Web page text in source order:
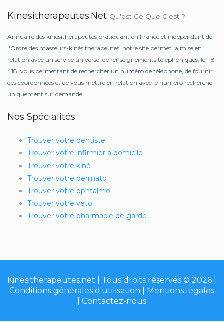
Kinesitherapeutes.net Qu'est Ce Que C'est ?
Annuaire des kinésithérapeutes pratiquant en France et indépendant de
l'Ordre des masseurs-kinésithérapeutes, notre site permet la mise en
relation avec un service universel de renseignements téléphoniques, le 118
418, vous permettant de rechercher un numéro de téléphone, de fournir
des coordonnées et de vous mettre en relation avec le numéro recherché
uniquement sur demande.
Nos Spécialités
Trouver votre dentiste
Trouver votre infirmier à domicile
Trouver votre kiné
Trouver votre dermato
Trouver votre ophtalmo
Trouver votre véto
Trouver votre pharmacie de garde
Kinesitherapeutes.net | Tous droits réservés © 2026 |
Conditions générales d'utilisation
Mentions légales
Contactez-nous